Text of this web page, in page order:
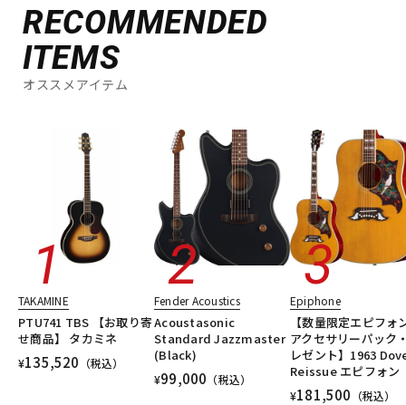
RECOMMENDED
ITEMS
オススメアイテム
TAKAMINE
PTU741 TBS 【お取り寄
せ商品】 タカミネ
¥135,520 （税込）
Fender Acoustics
Acoustasonic
Standard Jazzmaster
(Black)
¥99,000 （税込）
Epiphone
【数量限定エピフォ
アクセサリーパック
レゼント】1963
Reissue エピフォン
¥181,500 （税込）